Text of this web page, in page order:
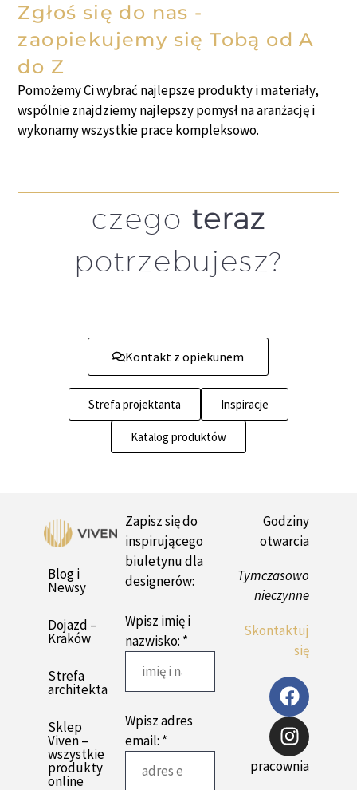
Zgłoś się do nas -
zaopiekujemy się Tobą od A
do Z
Pomożemy Ci wybrać najlepsze produkty i materiały,
wspólnie znajdziemy najlepszy pomysł na aranżację i
wykonamy wszystkie prace kompleksowo.
czego teraz
potrzebujesz?
Kontakt z opiekunem
Strefa projektanta Inspiracje
Katalog produktów
Blog i
Newsy
Dojazd –
Kraków
Strefa
architekta
Sklep
Viven –
wszystkie
produkty
online
Zapisz się do
inspirującego
biuletynu dla
designerów:
Wpisz imię i
nazwisko: *
Wpisz adres
email: *
Godziny
otwarcia
Tymczasowo
nieczynne
Skontaktuj
się
pracownia